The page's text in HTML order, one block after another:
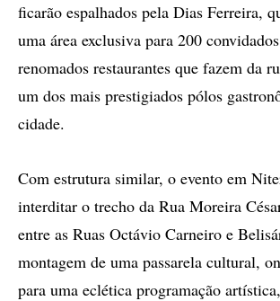
ficarão espalhados pela Dias Ferreira,
uma área exclusiva para 200
renomados restaurantes que fazem da
um dos mais prestigiados pólos
cidade.
Com estrutura similar, o evento em
interditar o trecho da Rua Moreira
entre as Ruas Octávio Carneiro e
montagem de uma passarela cultural,
para uma eclética programação